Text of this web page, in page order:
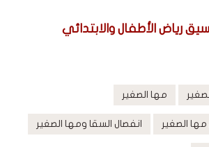
رياض الأطفال والابتدائي
مها الصغير
الصغير انفصال السقا ومها الصغير